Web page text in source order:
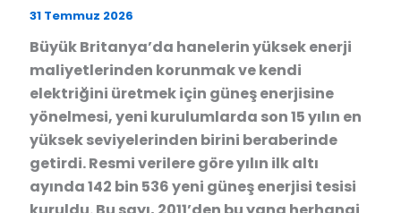
31 Temmuz 2026
Büyük Britanya’da hanelerin yüksek enerji
maliyetlerinden korunmak ve kendi
elektriğini üretmek için güneş enerjisine
yönelmesi, yeni kurulumlarda son 15 yılın en
yüksek seviyelerinden birini beraberinde
getirdi. Resmi verilere göre yılın ilk altı
ayında 142 bin 536 yeni güneş enerjisi tesisi